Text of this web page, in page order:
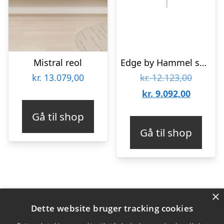
Mistral reol
kr. 13.079,00
Gå til shop
Edge by Hammel skænk på ben med 4 låger : Erling Christensen Møbler
kr.12.123,00Den
kr. 9.092,00Den
kr.
Gå til shop
Varekategorier
Produkter
×
Dette website bruger tracking cookies